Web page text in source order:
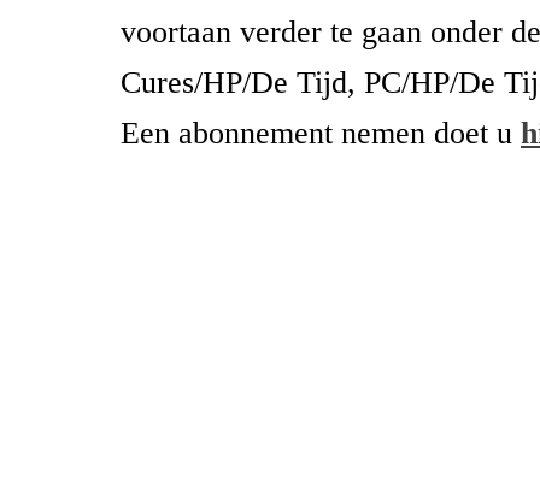
voortaan verder te gaan onder
Cures/HP/De Tijd, PC/HP/De
Een abonnement nemen doet u